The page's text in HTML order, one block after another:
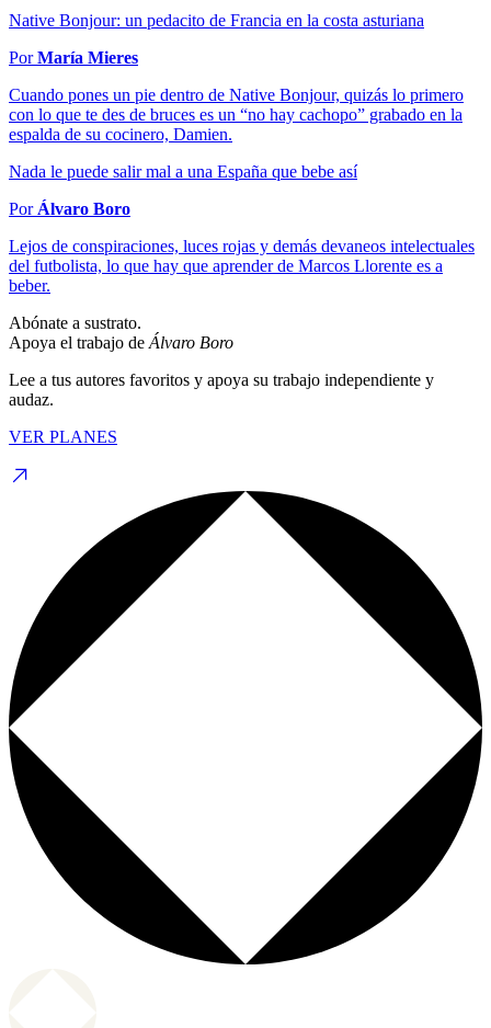
Native Bonjour: un pedacito de Francia en la costa asturiana
PorMaría Mieres
Cuando pones un pie dentro de Native Bonjour, quizás lo primero
con lo que te des de bruces es un “no hay cachopo” grabado en la
espalda de su cocinero, Damien.
Nada le puede salir mal a una España que bebe así
Por Álvaro Boro
Lejos de conspiraciones, luces rojas y demás devaneos intelectuales
del futbolista, lo que hay que aprender de Marcos Llorente es a
beber.
Abónate a sustrato.
Apoya el trabajo de Álvaro Boro
Lee a tus autores favoritos y apoya su trabajo independiente y
audaz.
VER PLANES